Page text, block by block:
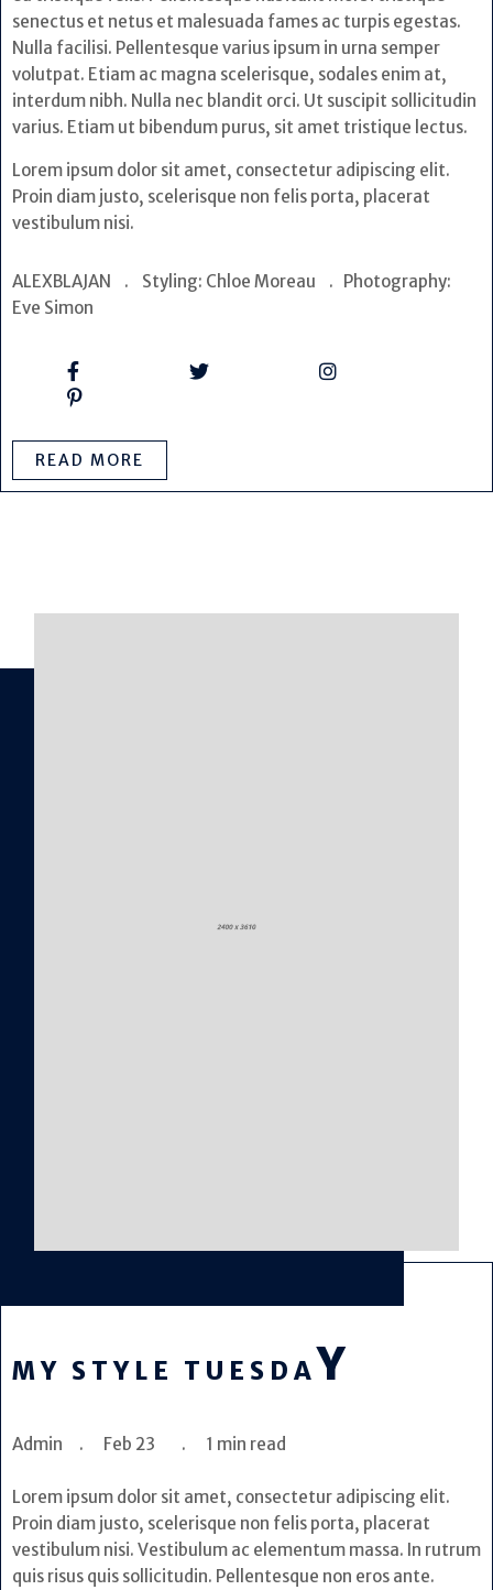
senectus et netus et malesuada fames ac turpis egestas.
Nulla facilisi. Pellentesque varius ipsum in urna semper
volutpat. Etiam ac magna scelerisque, sodales enim at,
interdum nibh. Nulla nec blandit orci. Ut suscipit sollicitudin
varius. Etiam ut bibendum purus, sit amet tristique lectus.
Lorem ipsum dolor sit amet, consectetur adipiscing elit.
Proin diam justo, scelerisque non felis porta, placerat
vestibulum nisi.
ALEXBLAJAN . Styling: Chloe Moreau . Photography:
Eve Simon
READ MORE
MY STYLE TUESDAY
Admin . Feb 23 . 1 min read
Lorem ipsum dolor sit amet, consectetur adipiscing elit.
Proin diam justo, scelerisque non felis porta, placerat
vestibulum nisi. Vestibulum ac elementum massa. In rutrum
quis risus quis sollicitudin. Pellentesque non eros ante.